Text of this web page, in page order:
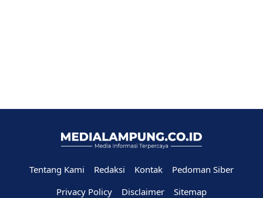
Tentang Kami Redaksi Kontak
Pedoman Siber
Privacy Policy
Disclaimer Sitemap